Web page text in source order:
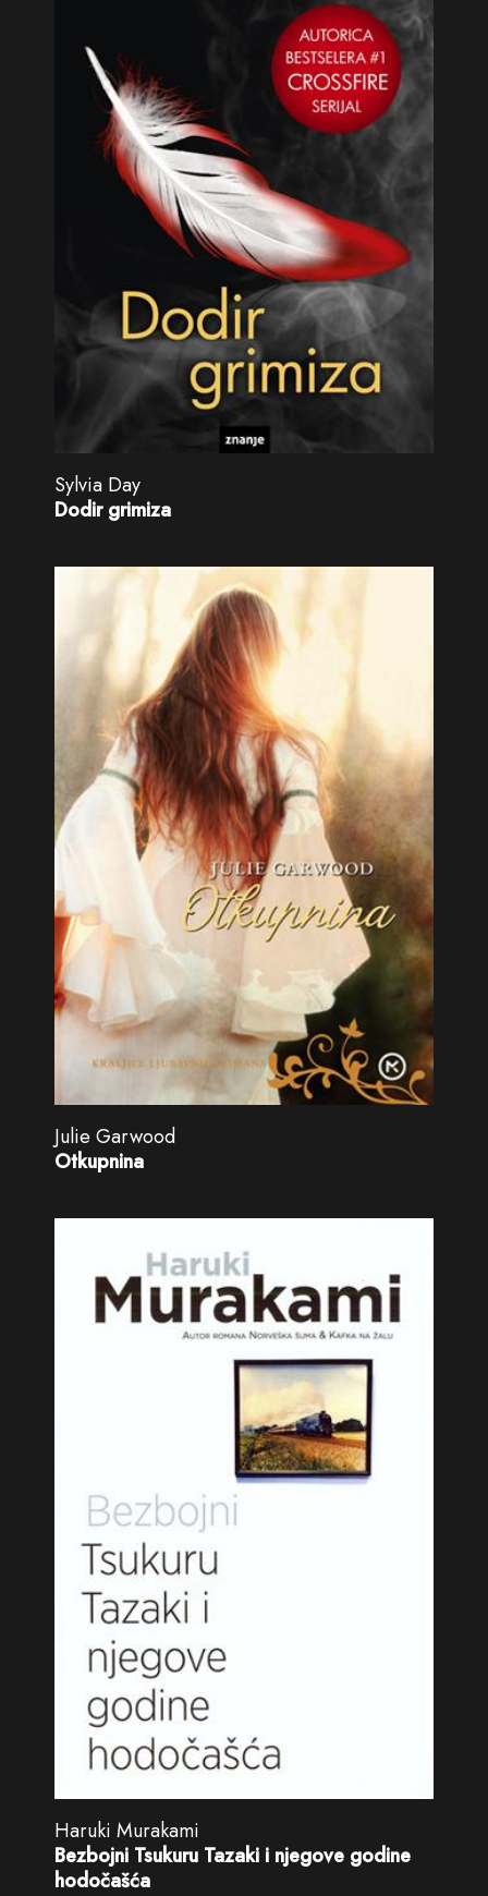
Sylvia Day
Dodir grimiza
Julie Garwood
Otkupnina
Haruki Murakami
Bezbojni Tsukuru Tazaki i njegove godine
hodočašća